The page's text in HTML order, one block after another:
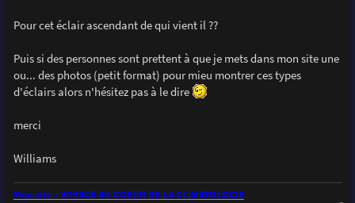
Pour cet éclair ascendant de qui vient il ??
Puis si des personnes sont prettent à que je mets dans mon site une
ou... des photos (petit format) pour mieu montrer ces types
d'éclairs alors n'hésitez pas à le dire
merci
Williams
Mon site : VOYAGE AU COEUR DE LA CLIMATOLOGIE